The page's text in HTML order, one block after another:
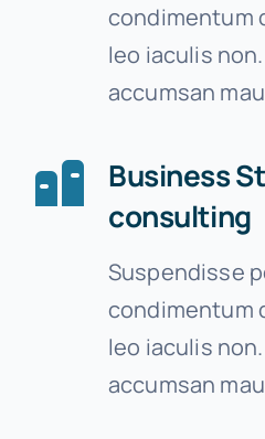
condimentum
leo iaculis
accumsan
Business
consulting
Suspendisse
condimentum
leo iaculis
accumsan